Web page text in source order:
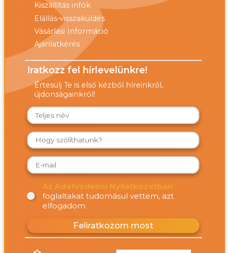
Kiszállítás infók
Elállás-visszaküldés
Vásárlási Információ
Ajánlatkérés
Iratkozz fel hírlevelünkre!
Értesülj Te is első kézből híreinkről,
újdonságainkról!
Az Adatvédelmi Nyilatkozatban
foglaltakat tudomásul vettem, azt
elfogadom.
Feliratkozom most